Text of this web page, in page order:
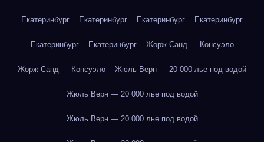
Екатеринбург Екатеринбург Екатеринбург Екатеринбург
Екатеринбург Екатеринбург Жорж Санд — Консуэло
Жорж Санд — Консуэло Жюль Верн — 20 000 лье под водой
Жюль Верн — 20 000 лье под водой
Жюль Верн — 20 000 лье под водой